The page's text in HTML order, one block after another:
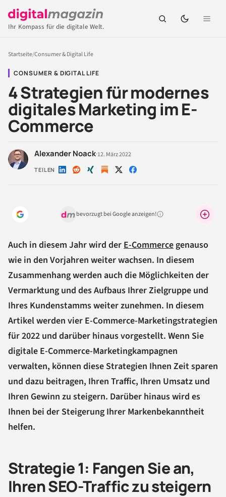
Ihr Kompass für die digitale Welt.
Startseite/Consumer & Digital Life
CONSUMER & DIGITAL LIFE
4 Strategien für modernes
digitales Marketing im E-
Commerce
Alexander Noack·12. März 2022
TEILEN Auf Auf Auf Auf Auf
bevorzugt bei Google anzeigen!Warum lohnt sich das?
Auch in diesem Jahr wird der E-Commerce genauso
wie in den Vorjahren weiter wachsen. In diesem
Zusammenhang werden auch die Möglichkeiten der
Vermarktung und des Aufbaus Ihrer Zielgruppe und
Ihres Kundenstamms weiter zunehmen. In diesem
Artikel werden vier E-Commerce-Marketingstrategien
für 2022 und darüber hinaus vorgestellt. Wenn Sie
digitale E-Commerce-Marketingkampagnen
verwalten, können diese Strategien Ihnen Zeit sparen
und dazu beitragen, Ihren Traffic, Ihren Umsatz und
Ihren Gewinn zu steigern. Darüber hinaus wird es
Ihnen bei der Steigerung Ihrer Markenbekanntheit
helfen.
Strategie 1: Fangen Sie an,
Ihren SEO-Traffic zu steigern